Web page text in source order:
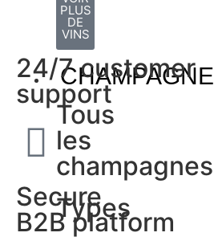
PLUS
DE
VINS
CHAMPAGNE
Tous
les
champagnes
Types
24/7 customer
support
Secure
B2B platform